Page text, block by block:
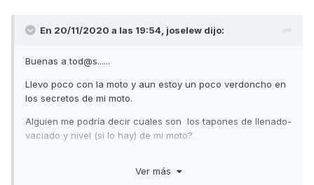
En 20/11/2020 a las 19:54, joselew dijo:
Buenas a tod@s......
Llevo poco con la moto y aun estoy un poco verdoncho en
los secretos de mi moto.
Alguien me podría decir cuales son los tapones de llenado-
vaciado y nivel (si lo hay) de mi moto?
Ver más